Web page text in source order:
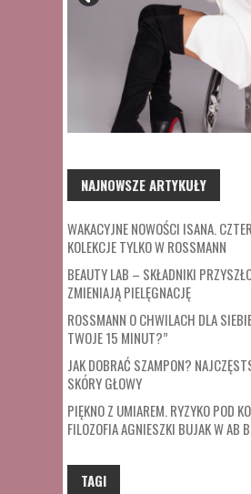
NAJNOWSZE ARTYKUŁY
WAKACYJNE NOWOŚCI ISANA.
KOLEKCJE TYLKO W ROSSMANN
BEAUTY LAB – SKŁADNIKI
ZMIENIAJĄ PIELĘGNACJĘ
ROSSMANN O CHWILACH DLA
TWOJE 15 MINUT?”
JAK DOBRAĆ SZAMPON?
SKÓRY GŁOWY
PIĘKNO Z UMIAREM. RYZYKO POD
FILOZOFIA AGNIESZKI BUJAK W AB
TAGI